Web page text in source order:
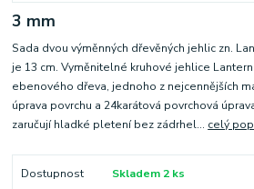
3 mm
Sada dvou výměnných dřevěných jehlic zn.
je 13 cm. Vyměnitelné kruhové jehlice
ebenového dřeva, jednoho z nejcennějších
úprava povrchu a 24karátová povrchová
zaručují hladké pletení bez zádrhel... celý
Dostupnost Skladem 2 ks